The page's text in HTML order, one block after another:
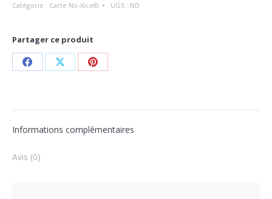
Catégorie : Carte No-Xice© UGS : ND
Partager ce produit
Informations complémentaires
Avis (0)